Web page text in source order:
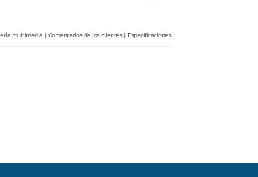
multimedia | Comentarios de los clientes | Especificaciones